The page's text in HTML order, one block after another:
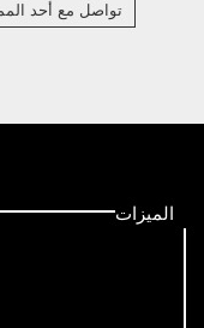
تواصل مع أحد
الميزات